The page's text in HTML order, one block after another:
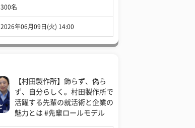
300名
2026年06月09日(火) 14:00
【村田製作所】飾らず、偽ら
ず、自分らしく。村田製作所で
活躍する先輩の就活術と企業の
魅力とは #先輩ロールモデル